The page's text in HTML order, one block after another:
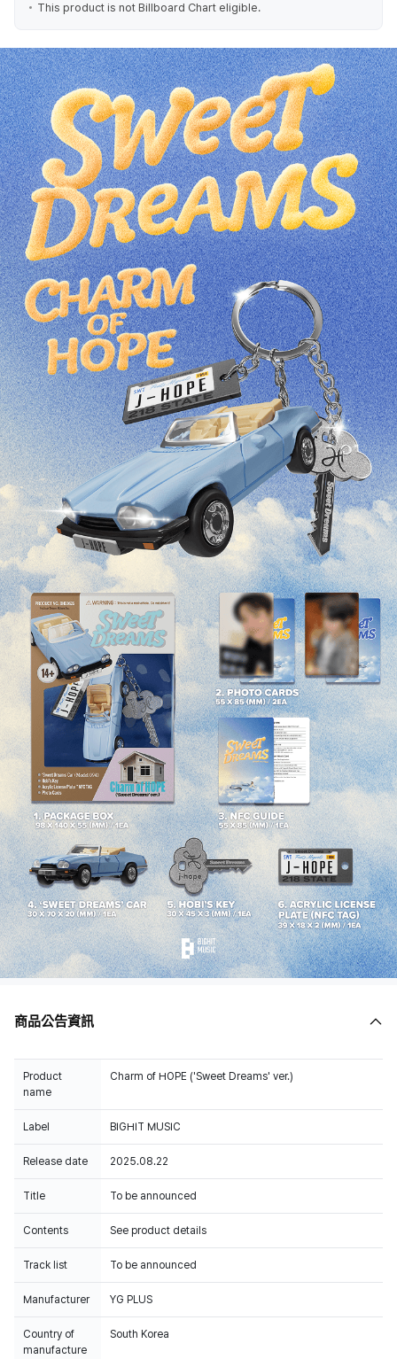
This product is not Billboard Chart eligible.
商品公告資訊
Product
name
Charm of HOPE ('Sweet Dreams' ver.)
Label BIGHIT MUSIC
Release date 2025.08.22
Title To be announced
Contents See product details
Track list To be announced
Manufacturer YG PLUS
Country of
manufacture
South Korea